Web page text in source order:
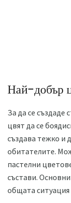
Най-добър
За да се създаде
цвят да се
създава тежко и
обитателите.
пастелни
състави.
общата ситуация